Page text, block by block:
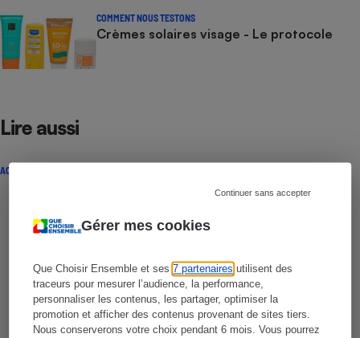
Gérer mes cookies
Que Choisir Ensemble et ses7 partenaires utilisent des
traceurs pour mesurer l’audience, la performance,
personnaliser les contenus, les partager, optimiser la
promotion et afficher des contenus provenant de sites tiers.
Nous conserverons votre choix pendant 6 mois. Vous pourrez
Continuer sans accepter
COMMENT NOUS TESTONS
Crèmes solaires visage - Le protocole
Lire aussi
ACTUALITÉ